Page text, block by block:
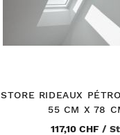
STORE RIDEAUX
55 CM X 78
117,10 CHF /